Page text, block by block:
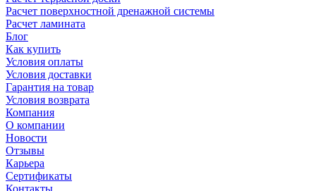
Расчет поверхностной дренажной системы
Расчет ламината
Блог
Как купить
Условия оплаты
Условия доставки
Гарантия на товар
Условия возврата
Компания
О компании
Новости
Отзывы
Карьера
Сертификаты
Контакты